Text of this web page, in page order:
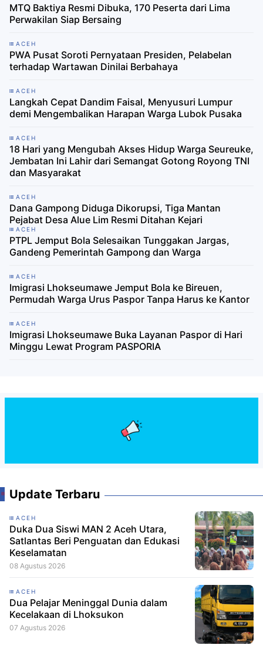
MTQ Baktiya Resmi Dibuka, 170 Peserta dari Lima
Perwakilan Siap Bersaing
ACEH
PWA Pusat Soroti Pernyataan Presiden, Pelabelan
terhadap Wartawan Dinilai Berbahaya
ACEH
Langkah Cepat Dandim Faisal, Menyusuri Lumpur
demi Mengembalikan Harapan Warga Lubok Pusaka
ACEH
18 Hari yang Mengubah Akses Hidup Warga Seureuke,
Jembatan Ini Lahir dari Semangat Gotong Royong TNI
dan Masyarakat
ACEH
Dana Gampong Diduga Dikorupsi, Tiga Mantan
Pejabat Desa Alue Lim Resmi Ditahan Kejari
ACEH
PTPL Jemput Bola Selesaikan Tunggakan Jargas,
Gandeng Pemerintah Gampong dan Warga
ACEH
Imigrasi Lhokseumawe Jemput Bola ke Bireuen,
Permudah Warga Urus Paspor Tanpa Harus ke Kantor
ACEH
Imigrasi Lhokseumawe Buka Layanan Paspor di Hari
Minggu Lewat Program PASPORIA
Update Terbaru
ACEH
Duka Dua Siswi MAN 2 Aceh Utara,
Satlantas Beri Penguatan dan Edukasi
Keselamatan
08 Agustus 2026
ACEH
Dua Pelajar Meninggal Dunia dalam
Kecelakaan di Lhoksukon
07 Agustus 2026